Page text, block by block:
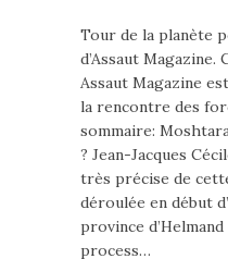
Tour de la planète
d’Assaut Magazine.
Assaut Magazine
la rencontre des
sommaire:
? Jean-Jacques
très précise de
déroulée en début
province
process…